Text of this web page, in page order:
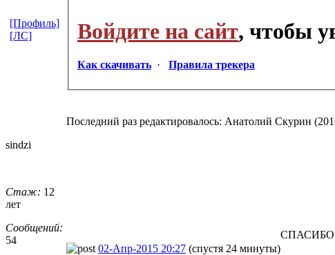
Войдите на сайт, чтобы
Как скачивать · Правила трекера
Последний раз редактировалось: Анатолий Скурин
[Профиль]
[ЛС]
sindzi
Стаж: 12
лет
Сообщений:
54
02-Апр-2015 20:27 (спустя 24 минуты)
СПАСИБО